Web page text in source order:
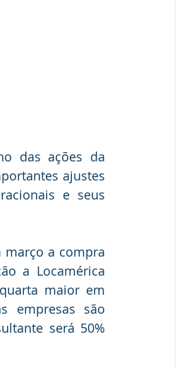
das ações da
ajustes
e seus
março a compra
a Locamérica
maior em
empresas são
será 50%